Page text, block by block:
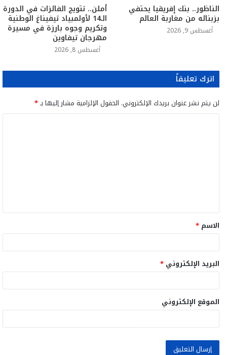
الناظور.. بنك إفريقيا يحتفي
بزبنائه من مغاربة العالم
أغسطس 9, 2026
أملن.. تتويج الفائزات في الدورة
الـ14 لأولمبياد تيفيناغ الوطنية
وتكريم وجوه بارزة في مسيرة
مهرجان تيفاوين
أغسطس 8, 2026
اترك تعليقاً
لن يتم نشر عنوان بريدك الإلكتروني. الحقول الإلزامية مشار إليها بـ*
ق
*
الاسم *
البريد الإلكتروني *
الموقع الإلكتروني